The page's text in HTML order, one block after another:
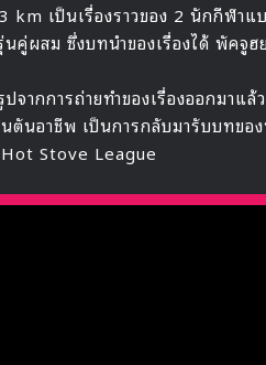
เป็นเรื่องราวของ 2 นักกีฬาแ
คู่ผสม ซึ่งบทนำของเรื่องได้ พัคจู
ากการถ่ายทำของเรื่องออกมาแล้
นอาชีพ เป็นการกลับมารับบทขอ
Stove League